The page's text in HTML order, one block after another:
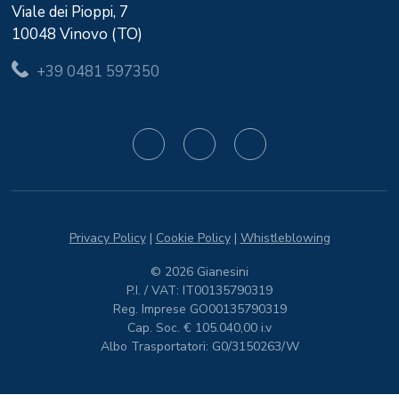
Viale dei Pioppi, 7
10048 Vinovo (TO)
+39 0481 597350
Privacy Policy| Cookie Policy| Whistleblowing
© 2026 Gianesini
P.I. / VAT: IT00135790319
Reg. Imprese GO00135790319
Cap. Soc. € 105.040,00 i.v
Albo Trasportatori: G0/3150263/W